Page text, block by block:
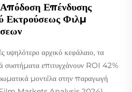
Επένδυσης
Εκτρούσεως Φιλμ
υψηλότερο αρχικό κεφάλαιο, τα
συστήματα επιτυγχάνουν ROI 42%
μοντέλα στην παραγωγή